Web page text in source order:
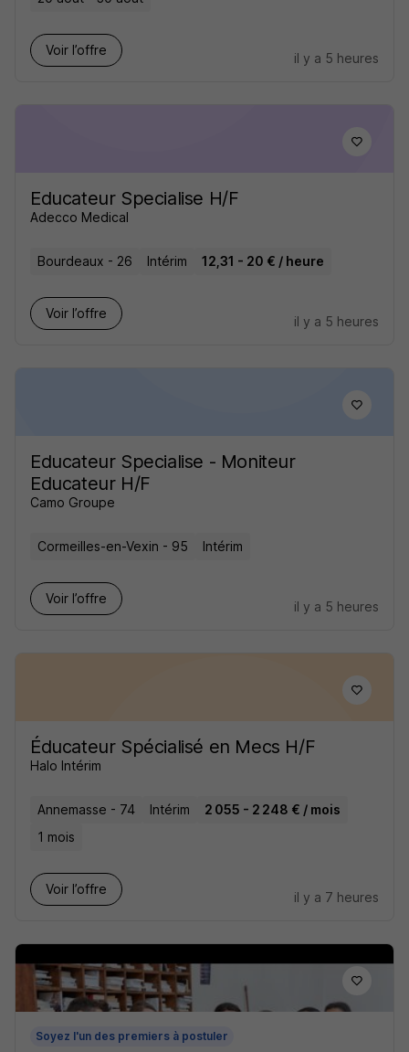
Voir l’offre
il y a 5 heures
Educateur Specialise H/F
Adecco Medical
Bourdeaux - 26 Intérim 12,31 - 20 € / heure
Voir l’offre
il y a 5 heures
Educateur Specialise - Moniteur
Educateur H/F
Camo Groupe
Cormeilles-en-Vexin - 95 Intérim
Voir l’offre
il y a 5 heures
Éducateur Spécialisé en Mecs H/F
Halo Intérim
Annemasse - 74 Intérim
2 055 - 2 248 € / mois
1 mois
Voir l’offre
il y a 7 heures
Soyez l'un des premiers à postuler